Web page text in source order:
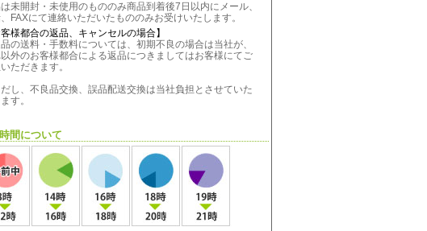
未開封・未使用のもののみ商品到着後7日以内にメール、
FAXにて連絡いただいたもののみお受けいたします。
客様都合の返品、キャンセルの場合】
の送料・手数料については、初期不良の場合は当社が、
外のお客様都合による返品につきましてはお客様にてご
ただきます。
し、不良品交換、誤品配送交換は当社負担とさせていた
す。
間について